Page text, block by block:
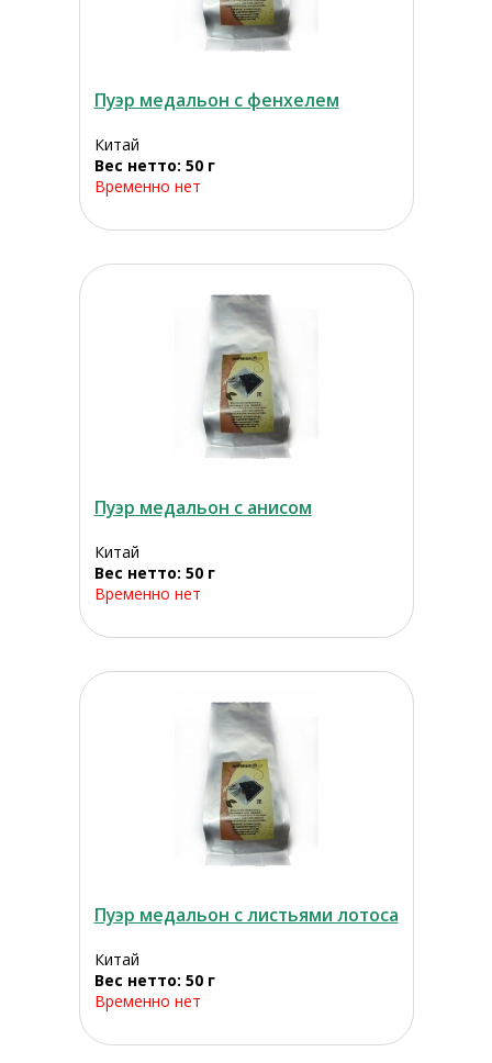
Пуэр медальон с фенхелем
Китай
Вес нетто: 50 г
Временно нет
Пуэр медальон с анисом
Китай
Вес нетто: 50 г
Временно нет
Пуэр медальон с листьями лотоса
Китай
Вес нетто: 50 г
Временно нет